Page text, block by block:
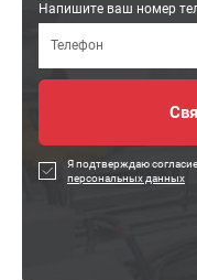
Напишите ваш номер
Я подтверждаю
персональных данных